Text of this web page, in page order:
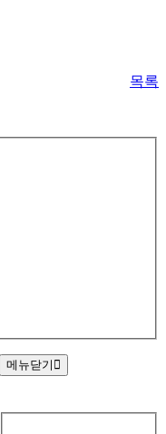
목록
메뉴닫기
회